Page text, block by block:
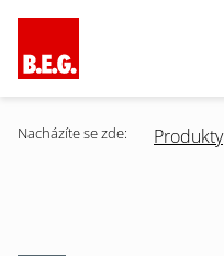
Nacházíte se zde: Produkty